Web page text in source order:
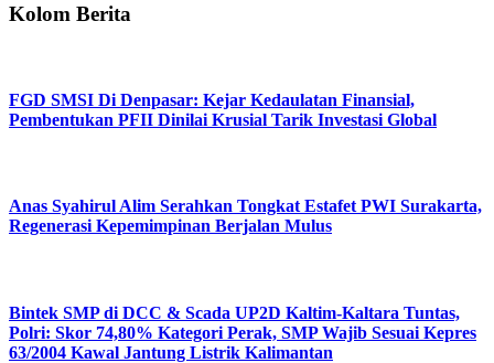
Kolom Berita
FGD SMSI Di Denpasar: Kejar Kedaulatan Finansial,
Pembentukan PFII Dinilai Krusial Tarik Investasi Global
Anas Syahirul Alim Serahkan Tongkat Estafet PWI Surakarta,
Regenerasi Kepemimpinan Berjalan Mulus
Bintek SMP di DCC & Scada UP2D Kaltim-Kaltara Tuntas,
Polri: Skor 74,80% Kategori Perak, SMP Wajib Sesuai Kepres
63/2004 Kawal Jantung Listrik Kalimantan